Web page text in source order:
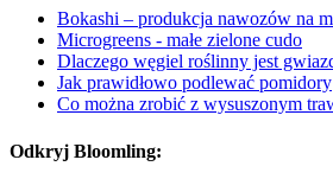
Bokashi – produkcja nawozów na
Microgreens - małe zielone cudo
Dlaczego węgiel roślinny jest
Jak prawidłowo podlewać pomidory
Co można zrobić z wysuszonym
Odkryj Bloomling: